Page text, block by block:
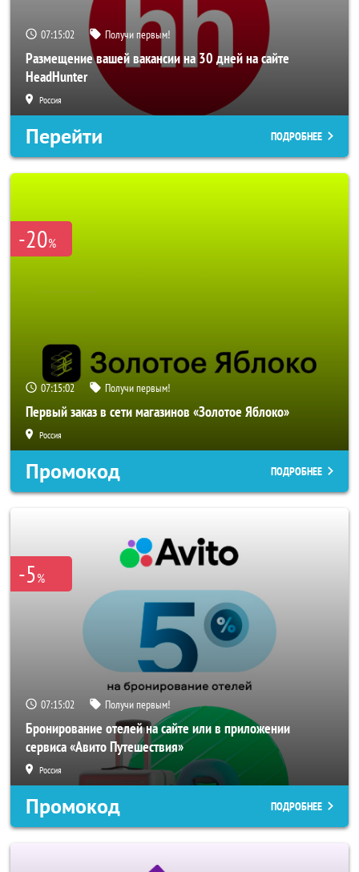
07:15:00 Получи первым!
Размещение вашей вакансии на 30 дней на сайте
HeadHunter
Россия
Перейти ПОДРОБНЕЕ
-20%
07:15:00 Получи первым!
Первый заказ в сети магазинов «Золотое Яблоко»
Россия
Промокод ПОДРОБНЕЕ
-5%
07:15:00 Получи первым!
Бронирование отелей на сайте или в приложении
сервиса «Авито Путешествия»
Россия
Промокод ПОДРОБНЕЕ